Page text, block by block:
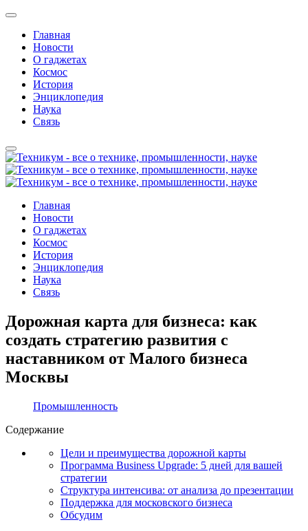
Главная
Новости
О гаджетах
Космос
История
Энциклопедия
Наука
Связь
Главная
Новости
О гаджетах
Космос
История
Энциклопедия
Наука
Связь
Дорожная карта для бизнеса: как
создать стратегию развития с
наставником от Малого бизнеса
Москвы
Промышленность
Содержание
Цели и преимущества дорожной карты
Программа Business Upgrade: 5 дней для вашей
стратегии
Структура интенсива: от анализа до презентации
Поддержка для московского бизнеса
Обсудим